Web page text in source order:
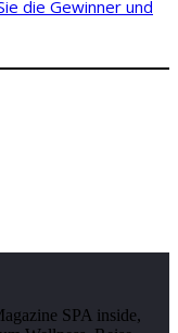
die Gewinner und
SPA inside,